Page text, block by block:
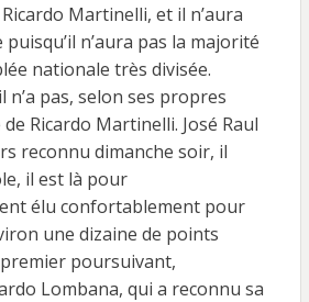
Martinelli, et il n’aura
n’aura pas la majorité
nationale très divisée.
n’a pas, selon ses propres
Ricardo Martinelli. José Raul
reconnu dimanche soir, il
il est là pour
élu confortablement pour
une dizaine de points
premier poursuivant,
Lombana, qui a reconnu sa